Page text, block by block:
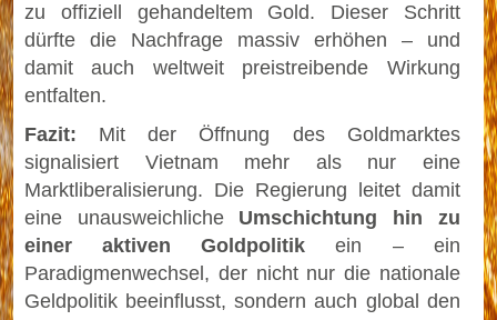
zu offiziell gehandeltem Gold. Dieser Schritt
dürfte die Nachfrage massiv erhöhen – und
damit auch weltweit preistreibende Wirkung
entfalten.
Fazit: Mit der Öffnung des Goldmarktes
signalisiert Vietnam mehr als nur eine
Marktliberalisierung. Die Regierung leitet damit
eine unausweichliche Umschichtung hin zu
einer aktiven Goldpolitik ein – ein
Paradigmenwechsel, der nicht nur die nationale
Geldpolitik beeinflusst, sondern auch global den